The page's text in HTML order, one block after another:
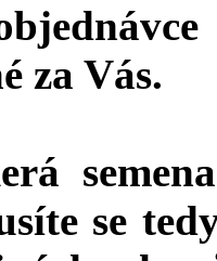
za Vás.
se